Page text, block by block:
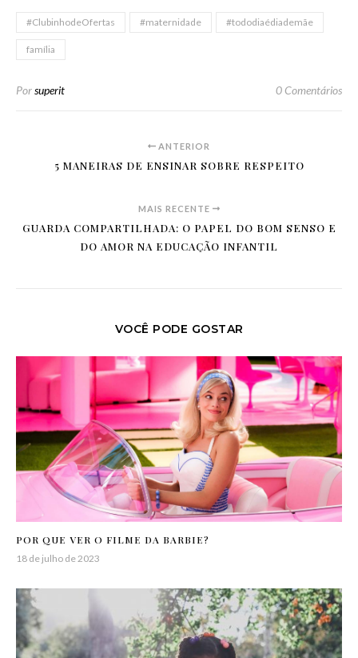
#ClubinhodeOfertas #maternidade #tododiaédiademãe
família
Porsuperit 0 Comentários
ANTERIOR
5 MANEIRAS DE ENSINAR SOBRE RESPEITO
MAIS RECENTE
GUARDA COMPARTILHADA: O PAPEL DO BOM SENSO E
DO AMOR NA EDUCAÇÃO INFANTIL
VOCÊ PODE GOSTAR
POR QUE VER O FILME DA BARBIE?
18 de julho de 2023